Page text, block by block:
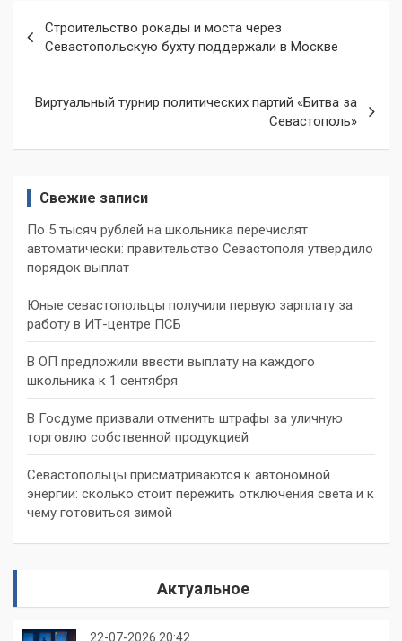
по
записям
Строительство рокады и моста через
Севастопольскую бухту поддержали в Москве
Виртуальный турнир политических партий «Битва за
Севастополь»
Свежие записи
По 5 тысяч рублей на школьника перечислят
автоматически: правительство Севастополя утвердило
порядок выплат
Юные севастопольцы получили первую зарплату за
работу в ИТ-центре ПСБ
В ОП предложили ввести выплату на каждого
школьника к 1 сентября
В Госдуме призвали отменить штрафы за уличную
торговлю собственной продукцией
Севастопольцы присматриваются к автономной
энергии: сколько стоит пережить отключения света и к
чему готовиться зимой
Актуальное
22-07-2026 20:42